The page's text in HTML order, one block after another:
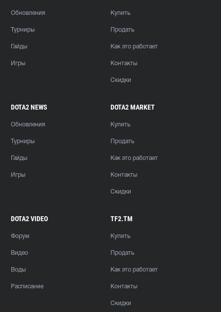
Обновления
Турниры
Гайды
Игры
Купить
Продать
Как это работает
Контакты
Скидки
DOTA2 NEWS
Обновления
Турниры
Гайды
Игры
DOTA2 MARKET
Купить
Продать
Как это работает
Контакты
Скидки
DOTA2 VIDEO
Форум
Видео
Воды
Расписание
TF2.TM
Купить
Продать
Как это работает
Контакты
Скидки